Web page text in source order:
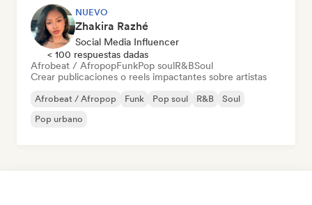
NUEVO
Zhakira Razhé
Social Media Influencer
< 100 respuestas dadas
Afrobeat / AfropopFunkPop soulR&BSoul
Crear publicaciones o reels impactantes sobre artistas
Afrobeat / Afropop Funk Pop soul R&B
Soul
Pop urbano